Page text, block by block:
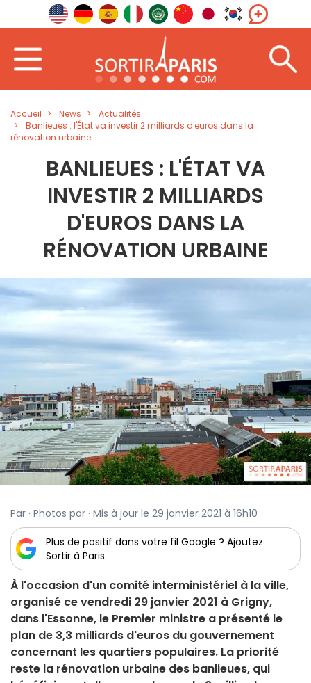
Accueil News
Actualités
Banlieues : l'État va investir 2 milliards d'euros dans la
rénovation urbaine
BANLIEUES : L'ÉTAT VA
INVESTIR 2 MILLIARDS
D'EUROS DANS LA
RÉNOVATION URBAINE
Par · Photos par · Mis à jour le 29 janvier 2021 à 16h10
Plus de positif dans votre fil Google ? Ajoutez
Sortir à Paris.
À l'occasion d'un comité interministériel à la ville,
organisé ce vendredi 29 janvier 2021 à Grigny,
dans l'Essonne, le Premier ministre a présenté le
plan de 3,3 milliards d'euros du gouvernement
concernant les quartiers populaires. La priorité
reste la rénovation urbaine des banlieues, qui